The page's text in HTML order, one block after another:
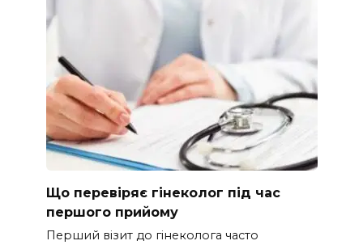
Що перевіряє гінеколог під час
першого прийому
Перший візит до гінеколога часто